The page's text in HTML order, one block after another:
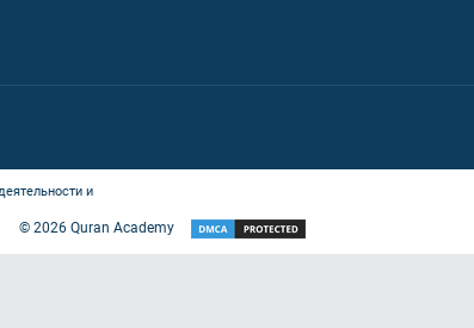
и
©2026Quran Academy